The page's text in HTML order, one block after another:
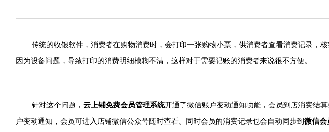
传统的收银软件，消费者在购物消费时，会打印一张购物小票，供消费者查看消费记录，
因为设备问题，导致打印的消费明细模糊不清，这样对于需要记账的消费者来说很不方便。
针对这个问题， 云上铺免费会员管理系统开通了微信账户变动通知功能，会员到店消费结
户变动通知，会员可进入店铺微信公众号随时查看。同时会员的消费记录也会自动同步到 微信会